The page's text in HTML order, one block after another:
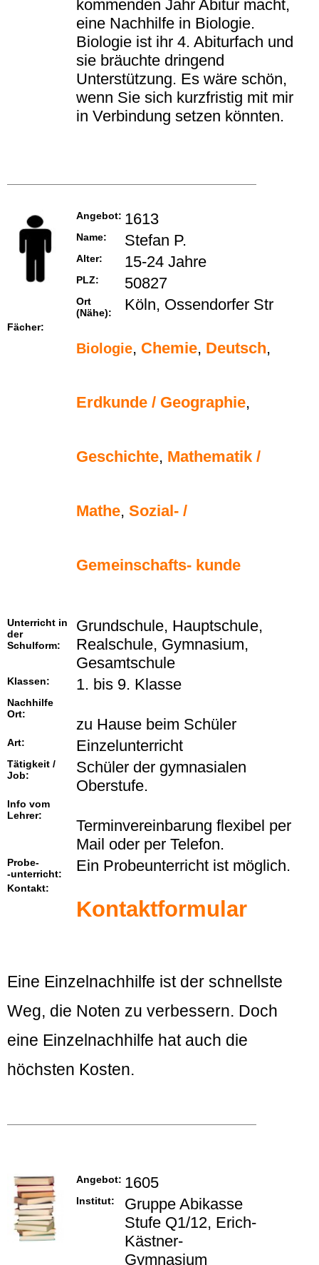
kommenden Jahr Abitur macht,
eine Nachhilfe in Biologie.
Biologie ist ihr 4. Abiturfach und
sie bräuchte dringend
Unterstützung. Es wäre schön,
wenn Sie sich kurzfristig mit mir
in Verbindung setzen könnten.
Angebot: 1613
Name: Stefan P.
Alter: 15-24 Jahre
PLZ: 50827
Ort
(Nähe):
Köln, Ossendorfer Str
Fächer:
Biologie, Chemie, Deutsch,
Erdkunde / Geographie,
Geschichte, Mathematik /
Mathe, Sozial- /
Gemeinschafts- kunde
Unterricht in
der
Schulform:
Grundschule, Hauptschule,
Realschule, Gymnasium,
Gesamtschule
Klassen: 1. bis 9. Klasse
Nachhilfe
Ort:
zu Hause beim Schüler
Art: Einzelunterricht
Tätigkeit /
Job:
Schüler der gymnasialen
Oberstufe.
Info vom
Lehrer:
Terminvereinbarung flexibel per
Mail oder per Telefon.
Probe-
-unterricht:
Ein Probeunterricht ist möglich.
Kontakt:
Kontaktformular
Eine Einzelnachhilfe ist der schnellste
Weg, die Noten zu verbessern. Doch
eine Einzelnachhilfe hat auch die
höchsten Kosten.
Angebot: 1605
Institut:
Gruppe Abikasse
Stufe Q1/12, Erich-
Kästner-
Gymnasium